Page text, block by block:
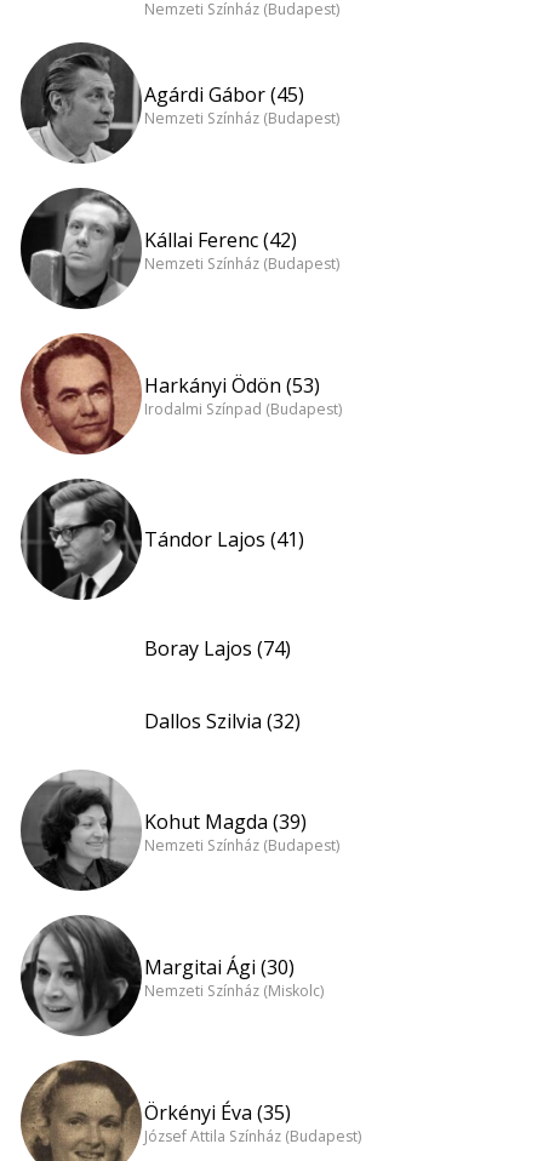
Nemzeti Színház (Budapest)
Agárdi Gábor (45)
Nemzeti Színház (Budapest)
Kállai Ferenc (42)
Nemzeti Színház (Budapest)
Harkányi Ödön (53)
Irodalmi Színpad (Budapest)
Tándor Lajos (41)
Boray Lajos (74)
Dallos Szilvia (32)
Kohut Magda (39)
Nemzeti Színház (Budapest)
Margitai Ági (30)
Nemzeti Színház (Miskolc)
Örkényi Éva (35)
József Attila Színház (Budapest)